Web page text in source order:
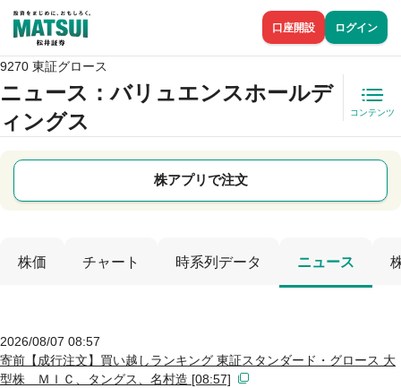
口座開設 ログイン
9270 東証グロース
ニュース ：バリュエンスホールデ
ィングス
コンテンツ
株アプリで注文
株価 チャート 時系列データ ニュース
2026/08/07 08:57
寄前【成行注文】買い越しランキング 東証スタンダード・グロース 大
型株 ＭＩＣ、タングス、名村造 [08:57]